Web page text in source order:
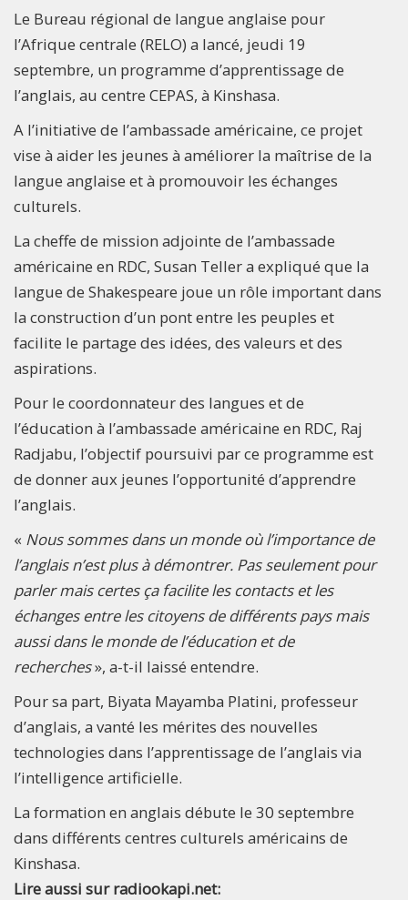
Le Bureau régional de langue anglaise pour
l’Afrique centrale (RELO) a lancé, jeudi 19
septembre, un programme d’apprentissage de
l’anglais, au centre CEPAS, à Kinshasa.
A l’initiative de l’ambassade américaine, ce projet
vise à aider les jeunes à améliorer la maîtrise de la
langue anglaise et à promouvoir les échanges
culturels.
La cheffe de mission adjointe de l’ambassade
américaine en RDC, Susan Teller a expliqué que la
langue de Shakespeare joue un rôle important dans
la construction d’un pont entre les peuples et
facilite le partage des idées, des valeurs et des
aspirations.
Pour le coordonnateur des langues et de
l’éducation à l’ambassade américaine en RDC, Raj
Radjabu, l’objectif poursuivi par ce programme est
de donner aux jeunes l’opportunité d’apprendre
l’anglais.
« Nous sommes dans un monde où l’importance de
l’anglais n’est plus à démontrer. Pas seulement pour
parler mais certes ça facilite les contacts et les
échanges entre les citoyens de différents pays mais
aussi dans le monde de l’éducation et de
recherches», a-t-il laissé entendre.
Pour sa part, Biyata Mayamba Platini, professeur
d’anglais, a vanté les mérites des nouvelles
technologies dans l’apprentissage de l’anglais via
l’intelligence artificielle.
La formation en anglais débute le 30 septembre
dans différents centres culturels américains de
Kinshasa.
Lire aussi sur radiookapi.net: